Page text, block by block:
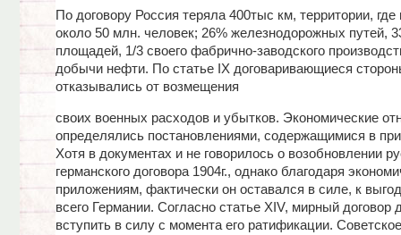
По договору Россия теряла 400тыс км, территории,
около 50 млн. человек; 26% железнодорожных путей,
площадей, 1/3 своего фабрично-заводского
добычи нефти. По статье IX договаривающиеся
отказывались от возмещения
своих военных расходов и убытков. Экономические
определялись постановлениями, содержащимися в
Хотя в документах и не говорилось о возобновлении
германского договора 1904г., однако благодаря
приложениям, фактически он оставался в силе, к
всего Германии. Согласно статье XIV, мирный
вступить в силу с момента его ратификации. Советское